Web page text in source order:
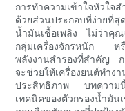
การทำความเข้าใจหัวใจ
ด้วยส่วนประกอบที่ง่ายที่
น้ำมันเชื้อเพลิง ไม่ว่าคุ
กลุ่มเครื่องจักรหนัก หรือ
พลังงานสำรองที่สำคัญ ก
จะช่วยให้เครื่องยนต์ท
ประสิทธิภาพ บทความนี้
เทคนิคของตัวกรองน้ำมั